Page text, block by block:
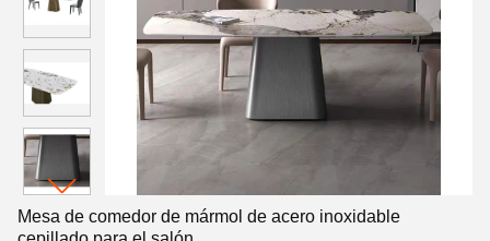
Mesa de comedor de mármol de acero inoxidable